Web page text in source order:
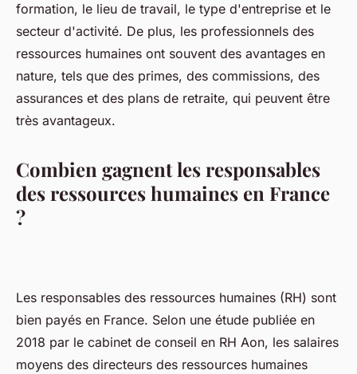
formation, le lieu de travail, le type d'entreprise et le
secteur d'activité. De plus, les professionnels des
ressources humaines ont souvent des avantages en
nature, tels que des primes, des commissions, des
assurances et des plans de retraite, qui peuvent être
très avantageux.
Combien gagnent les responsables
des ressources humaines en France
?
Les responsables des ressources humaines (RH) sont
bien payés en France. Selon une étude publiée en
2018 par le cabinet de conseil en RH Aon, les salaires
moyens des directeurs des ressources humaines